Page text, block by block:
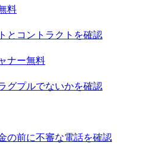
料
とコントラクトを確認
ナー無料
グプルでないかを確認
の前に不審な電話を確認